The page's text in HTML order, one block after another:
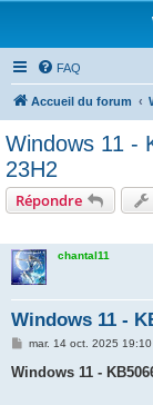
FAQ
Accueil du forum
Windows 11 -
23H2
Répondre
chantal11
Windows 11 -
M
s
mar. 14 oct. 2025 19:10
Windows 11 -